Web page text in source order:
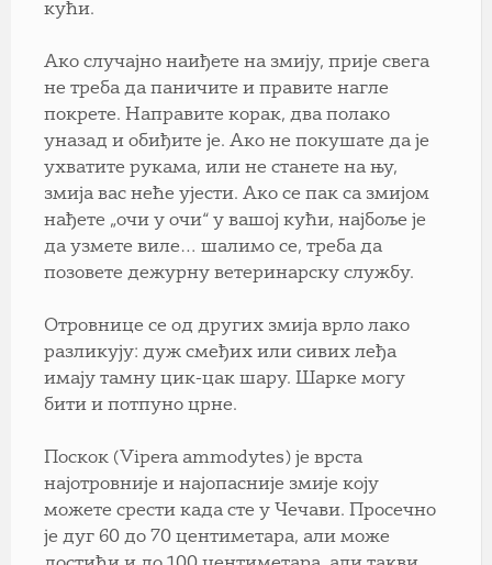
кући.
Ако случајно наиђете на змију, прије свега
не треба да паничите и правите нагле
покрете. Направите корак, два полако
уназад и обиђите је. Ако не покушате да је
ухватите рукама, или не станете на њу,
змија вас неће ујести. Ако се пак са змијом
нађете „очи у очи“ у вашој кући, најбоље је
да узмете виле… шалимо се, треба да
позовете дежурну ветеринарску службу.
Отровнице се од других змија врло лако
разликују: дуж смеђих или сивих леђа
имају тамну цик-цак шару. Шарке могу
бити и потпуно црне.
Поскок (Vipera ammodytes) је врста
најотровније и најопасније змије коју
можете срести када сте у Чечави. Просечно
је дуг 60 до 70 центиметара, али може